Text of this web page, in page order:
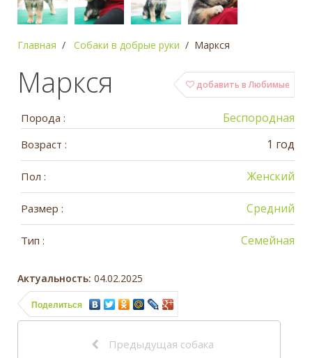
Главная Собаки в добрые руки Маркся
добавить в Любимые
Маркся
Порода : Беспородная
Возраст : 1 год
Пол : Женский
Размер : Средний
Тип : Семейная
Актуальность: 04.02.2025
Поделиться
Предыдущая собака